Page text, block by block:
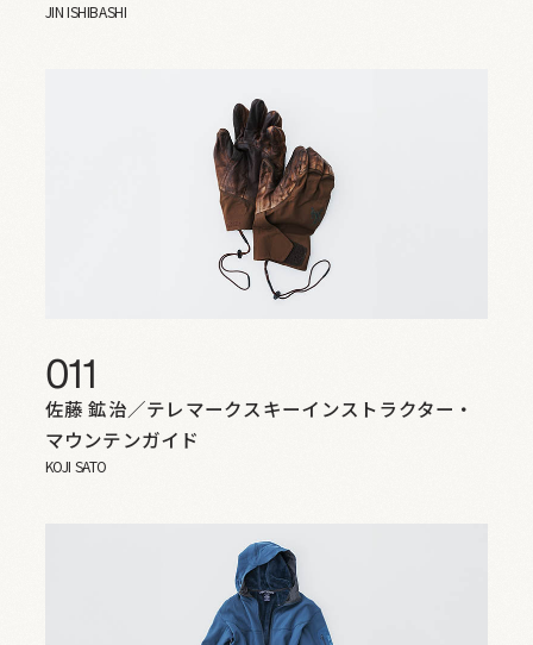
JIN ISHIBASHI
011
佐藤 鉱治／テレマークスキーインストラクター・
マウンテンガイド
KOJI SATO